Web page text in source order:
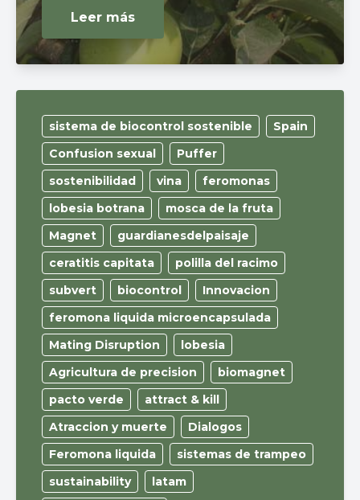
Leer más
sistema de biocontrol sostenible
Spain
Confusion sexual
Puffer
sostenibilidad
vina
feromonas
lobesia botrana
mosca de la fruta
Magnet
guardianesdelpaisaje
ceratitis capitata
polilla del racimo
subvert
biocontrol
Innovacion
feromona liquida microencapsulada
Mating Disruption
lobesia
Agricultura de precision
biomagnet
pacto verde
attract & kill
Atraccion y muerte
Dialogos
Feromona liquida
sistemas de trampeo
sustainability
latam